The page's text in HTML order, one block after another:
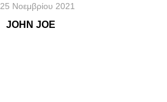
25 Νοεμβρίου 2021
JOHN JOE